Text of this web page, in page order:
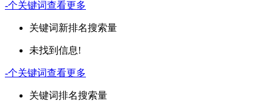
-个关键词查看更多
关键词新排名搜索量
未找到信息!
-个关键词查看更多
关键词排名搜索量